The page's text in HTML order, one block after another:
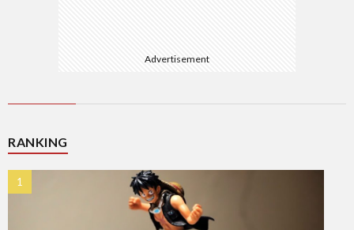
Advertisement
RANKING